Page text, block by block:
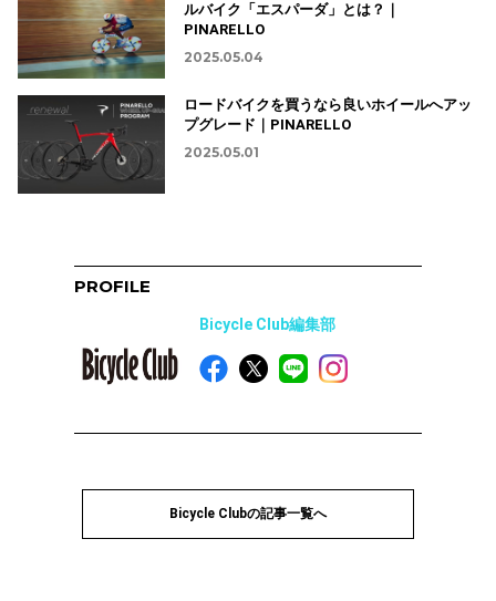
ルバイク「エスパーダ」とは？｜
PINARELLO
2025.05.04
ロードバイクを買うなら良いホイールへアッ
プグレード｜PINARELLO
2025.05.01
PROFILE
Bicycle Club編集部
Bicycle Clubの記事一覧へ